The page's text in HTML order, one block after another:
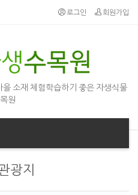
로그인 회원가입
소재 체험학습하기 좋은 자생식물
원
광지